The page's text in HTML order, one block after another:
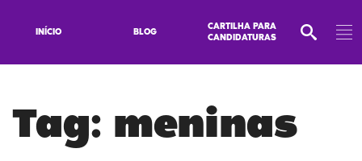
INÍCIO BLOG
CARTILHA PARA
CANDIDATURAS
Tag: meninas